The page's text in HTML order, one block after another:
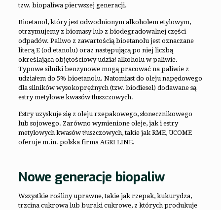
tzw. biopaliwa pierwszej generacji.
Bioetanol, który jest odwodnionym alkoholem etylowym,
otrzymujemy z biomasy lub z biodegradowalnej części
odpadów. Paliwo z zawartością bioetanolu jest oznaczane
literą E (od etanolu) oraz następującą po niej liczbą
określającą objętościowy udział alkoholu w paliwie.
Typowe silniki benzynowe mogą pracować na paliwie z
udziałem do 5% bioetanolu. Natomiast do oleju napędowego
dla silników wysokoprężnych (tzw. biodiesel) dodawane są
estry metylowe kwasów tłuszczowych.
Estry uzyskuje się z oleju rzepakowego, słonecznikowego
lub sojowego. Zarówno wymienione oleje, jak i estry
metylowych kwasów tłuszczowych, takie jak RME, UCOME
oferuje m.in. polska firma AGRI LINE.
Nowe generacje biopaliw
Wszystkie rośliny uprawne, takie jak rzepak, kukurydza,
trzcina cukrowa lub buraki cukrowe, z których produkuje